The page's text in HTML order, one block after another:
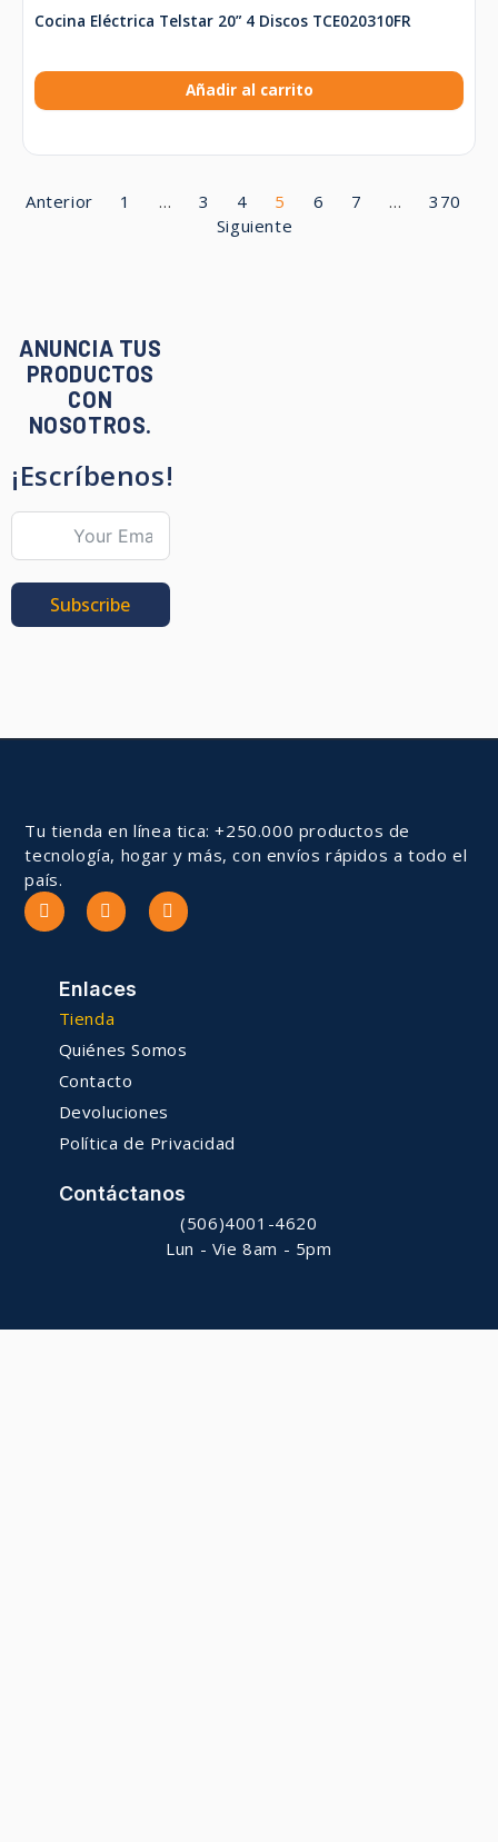
Cocina Eléctrica Telstar 20” 4 Discos TCE020310FR
Añadir al carrito
Anterior 1 … 3 4 5 6 7 …
370
Siguiente
ANUNCIA TUS
PRODUCTOS
CON
NOSOTROS.
¡Escríbenos!
Subscribe
Tu tienda en línea tica: +250.000 productos de
tecnología, hogar y más, con envíos rápidos a todo el
país.
Enlaces
Tienda
Quiénes Somos
Contacto
Devoluciones
Política de Privacidad
Contáctanos
(506)4001-4620
Lun - Vie 8am - 5pm